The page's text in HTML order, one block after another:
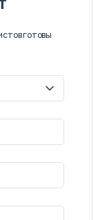
готовы